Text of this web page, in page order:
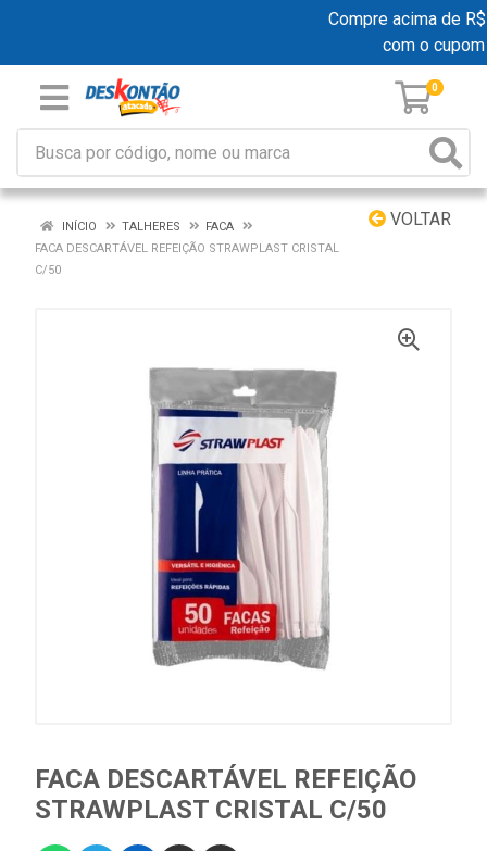
Compre acima de
com o cupom
0
VOLTAR
INÍCIO TALHERES
FACA
FACA DESCARTÁVEL REFEIÇÃO STRAWPLAST CRISTAL
C/50
FACA DESCARTÁVEL REFEIÇÃO
STRAWPLAST CRISTAL C/50